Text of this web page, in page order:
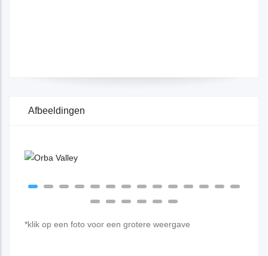
Afbeeldingen
*klik op een foto voor een grotere weergave